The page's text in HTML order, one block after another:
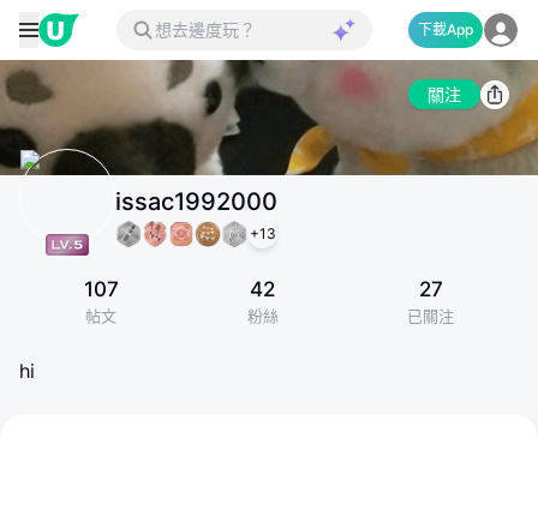
下載App
關注
issac1992000
+13
107
帖文
42
粉絲
27
已關注
hi